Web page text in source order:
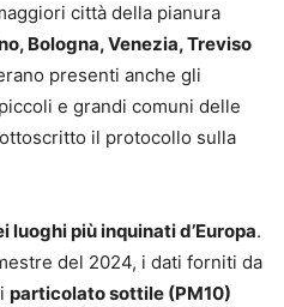
città della pianura
Bologna, Venezia, Treviso
presenti anche gli
e grandi comuni delle
il protocollo sulla
luoghi più inquinati d’Europa.
del 2024, i dati forniti da
particolato sottile (PM10)